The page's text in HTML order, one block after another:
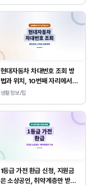
현대자동차 차대번호 조회 방
법과 위치, 10번째 자리에서
연식 확인!
생활정보/팁
1등급 가전 환급 신청, 지원금
은 소상공인, 취약계층만 받